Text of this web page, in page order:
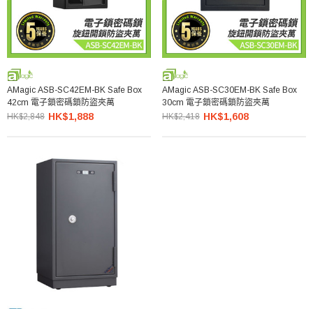
AMagic ASB-SC42EM-BK Safe Box
42cm 電子鎖密碼鎖防盜夾萬
HK$2,848 HK$1,888
AMagic ASB-SC30EM-BK Safe Box
30cm 電子鎖密碼鎖防盜夾萬
HK$2,418 HK$1,608